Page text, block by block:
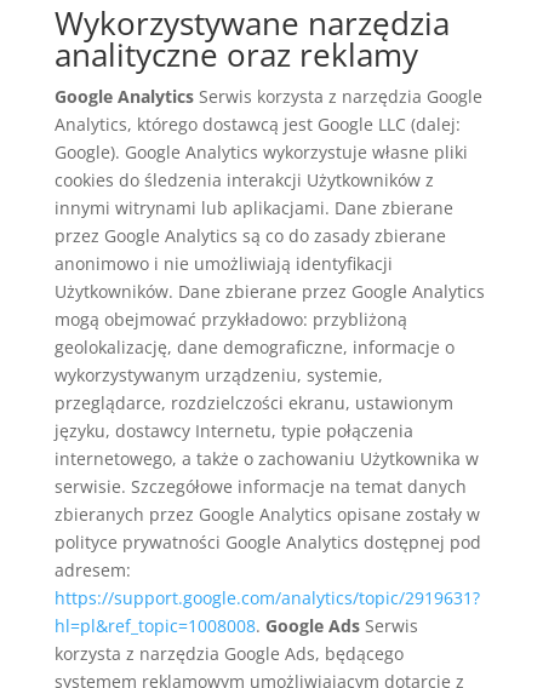
Wykorzystywane narzędzia
analityczne oraz reklamy
Google AnalyticsSerwis korzysta z narzędzia Google
Analytics, którego dostawcą jest Google LLC (dalej:
Google). Google Analytics wykorzystuje własne pliki
cookies do śledzenia interakcji Użytkowników z
innymi witrynami lub aplikacjami. Dane zbierane
przez Google Analytics są co do zasady zbierane
anonimowo i nie umożliwiają identyfikacji
Użytkowników. Dane zbierane przez Google Analytics
mogą obejmować przykładowo: przybliżoną
geolokalizację, dane demograficzne, informacje o
wykorzystywanym urządzeniu, systemie,
przeglądarce, rozdzielczości ekranu, ustawionym
języku, dostawcy Internetu, typie połączenia
internetowego, a także o zachowaniu Użytkownika w
serwisie. Szczegółowe informacje na temat danych
zbieranych przez Google Analytics opisane zostały w
polityce prywatności Google Analytics dostępnej pod
adresem:
https://support.google.com/analytics/topic/2919631?
hl=pl&ref_topic=1008008. Google AdsSerwis
korzysta z narzędzia Google Ads, będącego
systemem reklamowym umożliwiającym dotarcie z